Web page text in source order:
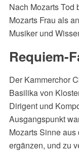
Nach Mozarts Tod
Mozarts Frau als
Musiker und
Requiem-
Der Kammerchor
Basilika von
Dirigent und
Ausgangspunkt
Mozarts Sinne
ergänzen, und zu